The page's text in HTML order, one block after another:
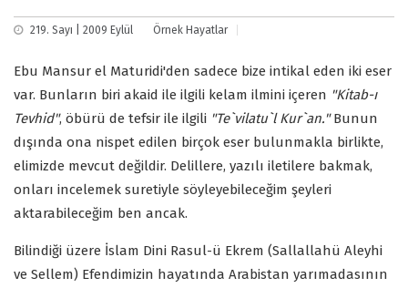
219. Sayı | 2009 Eylül Örnek Hayatlar
Ebu Mansur el Maturidi'den sadece bize intikal eden iki eser
var. Bunların biri akaid ile ilgili kelam ilmini içeren "Kitab-ı
Tevhid", öbürü de tefsir ile ilgili "Te`vilatu`l Kur`an."Bunun
dışında ona nispet edilen birçok eser bulunmakla birlikte,
elimizde mevcut değildir. Delillere, yazılı iletilere bakmak,
onları incelemek suretiyle söyleyebileceğim şeyleri
aktarabileceğim ben ancak.
Bilindiği üzere İslam Dini Rasul-ü Ekrem (Sallallahü Aleyhi
ve Sellem) Efendimizin hayatında Arabistan yarımadasının